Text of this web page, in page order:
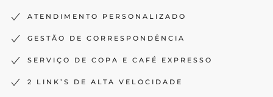
ATENDIMENTO PERSONALIZADO
GESTÃO DE CORRESPONDÊNCIA
SERVIÇO DE COPA E CAFÉ EXPRESSO
2 LINK’S DE ALTA VELOCIDADE